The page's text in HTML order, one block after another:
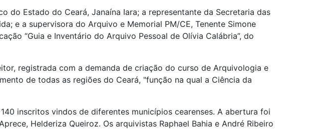
Estado do Ceará, Janaína Iara; a representante da Secretaria das
e a supervisora do Arquivo e Memorial PM/CE, Tenente Simone
“Guia e Inventário do Arquivo Pessoal de Olívia Calábria”, do
registrada com a demanda de criação do curso de Arquivologia e
de todas as regiões do Ceará, "função na qual a Ciência da
inscritos vindos de diferentes municípios cearenses. A abertura foi
Helderiza Queiroz. Os arquivistas Raphael Bahia e André Ribeiro